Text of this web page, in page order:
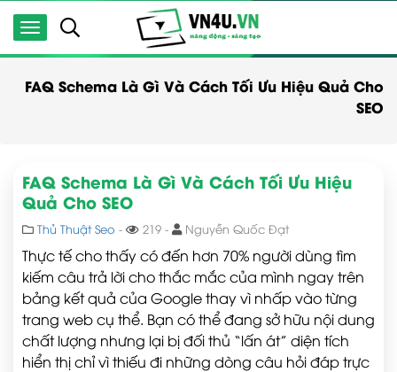
FAQ Schema Là Gì Và Cách Tối Ưu Hiệu Quả Cho
SEO
FAQ Schema Là Gì Và Cách Tối Ưu Hiệu
Quả Cho SEO
Thủ Thuật Seo - 219 - Nguyễn Quốc Đạt
Thực tế cho thấy có đến hơn 70% người dùng tìm
kiếm câu trả lời cho thắc mắc của mình ngay trên
bảng kết quả của Google thay vì nhấp vào từng
trang web cụ thể. Bạn có thể đang sở hữu nội dung
chất lượng nhưng lại bị đối thủ “lấn át” diện tích
hiển thị chỉ vì thiếu đi những dòng câu hỏi đáp trực